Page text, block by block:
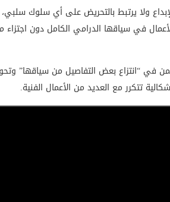
ولا يرتبط بالتحريض على أي سلوك سلبي،
في سياقها الدرامي الكامل دون
في “انتزاع بعض التفاصيل من سياقها”
تتكرر مع العديد من الأعمال الفنية.